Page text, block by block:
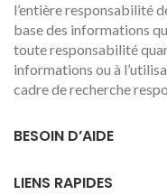
l’entière responsabilité
base des informations
toute responsabilité
informations ou à
cadre de recherche
BESOIN D’AIDE
LIENS RAPIDES